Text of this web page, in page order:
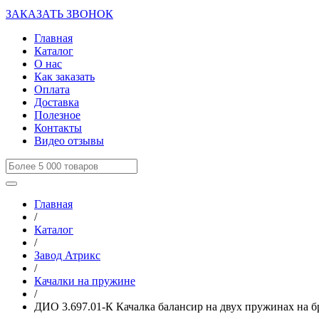
ЗАКАЗАТЬ ЗВОНОК
Главная
Каталог
О нас
Как заказать
Оплата
Доставка
Полезное
Контакты
Видео отзывы
Главная
/
Каталог
/
Завод Атрикс
/
Качалки на пружине
/
ДИО 3.697.01-К Качалка балансир на двух пружинах на